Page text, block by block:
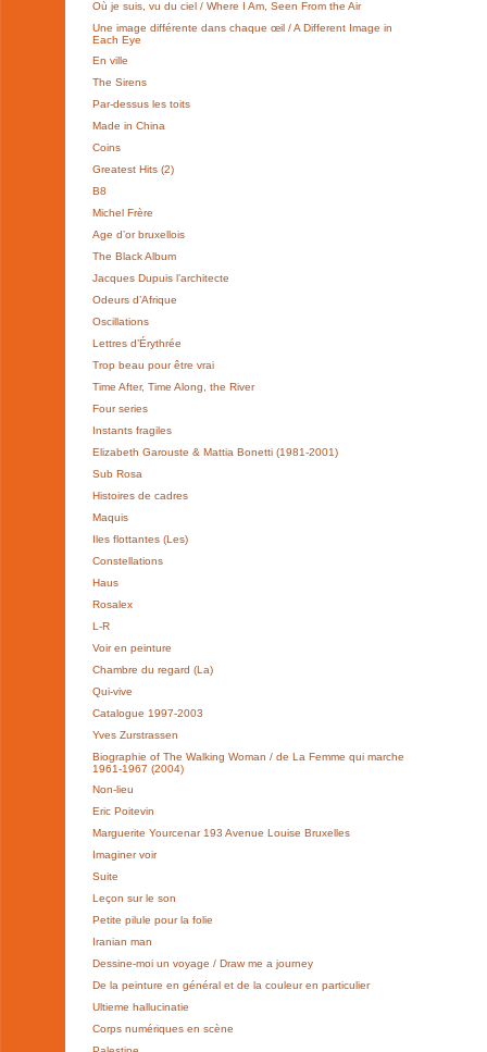
Où je suis, vu du ciel / Where I Am, Seen From the Air
Une image différente dans chaque œil / A Different Image in
Each Eye
En ville
The Sirens
Par-dessus les toits
Made in China
Coins
Greatest Hits (2)
B8
Michel Frère
Age d’or bruxellois
The Black Album
Jacques Dupuis l’architecte
Odeurs d’Afrique
Oscillations
Lettres d’Érythrée
Trop beau pour être vrai
Time After, Time Along, the River
Four series
Instants fragiles
Elizabeth Garouste & Mattia Bonetti (1981-2001)
Sub Rosa
Histoires de cadres
Maquis
Iles flottantes (Les)
Constellations
Haus
Rosalex
L-R
Voir en peinture
Chambre du regard (La)
Qui-vive
Catalogue 1997-2003
Yves Zurstrassen
Biographie of The Walking Woman / de La Femme qui marche
1961-1967 (2004)
Non-lieu
Eric Poitevin
Marguerite Yourcenar 193 Avenue Louise Bruxelles
Imaginer voir
Suite
Leçon sur le son
Petite pilule pour la folie
Iranian man
Dessine-moi un voyage / Draw me a journey
De la peinture en général et de la couleur en particulier
Ultieme hallucinatie
Corps numériques en scène